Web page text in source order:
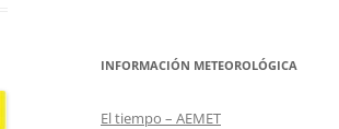
CERTIFICACIONES PARA LA
INFORMACIÓN METEOROLÓGICA
El tiempo – AEMET